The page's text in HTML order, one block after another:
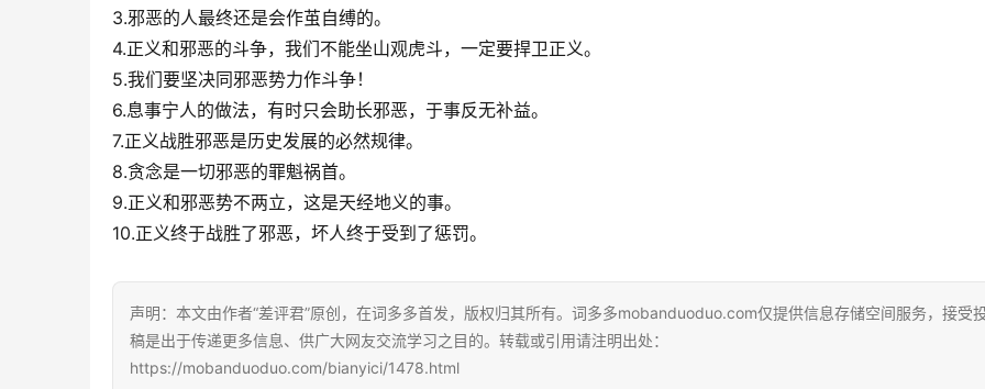
3.邪恶的人最终还是会作茧自缚的。
4.正义和邪恶的斗争，我们不能坐山观虎斗，一定要捍卫正义。
5.我们要坚决同邪恶势力作斗争！
6.息事宁人的做法，有时只会助长邪恶，于事反无补益。
7.正义战胜邪恶是历史发展的必然规律。
8.贪念是一切邪恶的罪魁祸首。
9.正义和邪恶势不两立，这是天经地义的事。
10.正义终于战胜了邪恶，坏人终于受到了惩罚。
声明：本文由作者“差评君”原创，在词多多首发，版权归其所有。词多多mobanduoduo.com仅提供信息存储空间服务，接受
稿是出于传递更多信息、供广大网友交流学习之目的。转载或引用请注明出处：
https://mobanduoduo.com/bianyici/1478.html